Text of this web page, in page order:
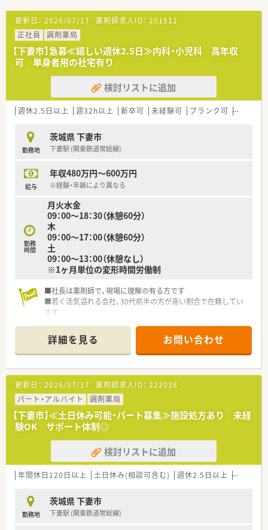
更新日： 2026/07/17 薬剤師求人ID： 201511
正社員
調剤薬局
【下妻市】急募≪嬉しい週休2.5日≫内科・小児科 高年収
可 単身者用の社宅有り
検討リストに追加
週休2.5日以上 週32h以上 新卒可 未経験可 ブランク可 転勤なし
勤務地
茨城県 下妻市
下妻駅 (関東鉄道常総線)
給与
年収480万円～600万円
※経験・年齢により異なる
勤務
時間
月火水金
09：00～18：30（休憩60分）
木
09：00～17：00（休憩60分）
土
09：00～13：00（休憩なし）
※1ヶ月単位の変形時間労働制
■社長は薬剤師で、現場に理解の有る方です
■若く活気溢れる会社、30代前半の方が高い割合で在籍してい
ます
ポート薬局、飲食店も今後検討）
■茨城以外への出店予定はなく、遠方への異動がありません
詳細を見る お問い合わせ
更新日： 2026/07/17 薬剤師求人ID： 222038
パート・アルバイト
調剤薬局
【下妻市】≪土日休み可能・パート募集≫施設処方あり 未経
験OK サポート体制◎
検討リストに追加
年間休日120日以上 土日休み(相談可含む) 週休2.5日以上 週32h以
勤務地
茨城県 下妻市
下妻駅 (関東鉄道常総線)